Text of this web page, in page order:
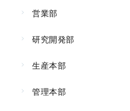
営業部
研究開発部
生産本部
管理本部